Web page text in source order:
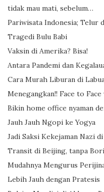
tidak mau mati, sebelum…
Pariwisata Indonesia; Telur
Tragedi Bulu Babi
Vaksin di Amerika? Bisa!
Antara Pandemi dan
Cara Murah Liburan di
Menegangkan!! Face to
Bikin home office nyaman
Jauh Jauh Ngopi ke Yogya
Jadi Saksi Kekejaman Nazi
Transit di Beijing, tanpa
Mudahnya Mengurus
Lebih Jauh dengan Pratesis